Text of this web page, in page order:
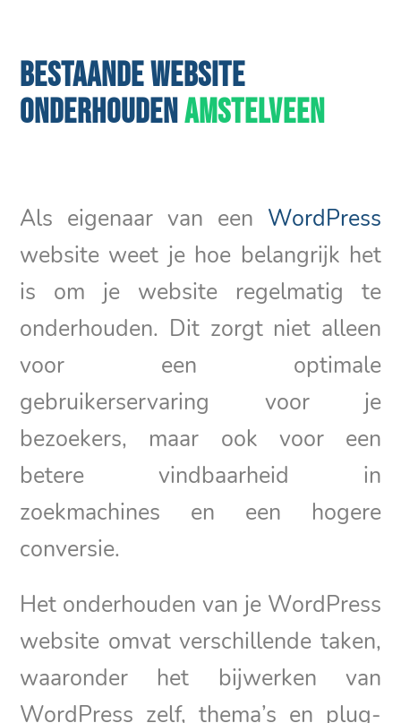
BESTAANDE WEBSITE
ONDERHOUDENAMSTELVEEN
Als eigenaar van een WordPress
website weet je hoe belangrijk het
is om je website regelmatig te
onderhouden. Dit zorgt niet alleen
voor een optimale
gebruikerservaring voor je
bezoekers, maar ook voor een
betere vindbaarheid in
zoekmachines en een hogere
conversie.
Het onderhouden van je WordPress
website omvat verschillende taken,
waaronder het bijwerken van
WordPress zelf, thema’s en plug-